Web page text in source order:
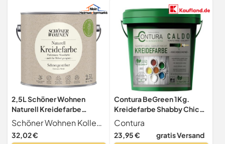
2,5L Schöner Wohnen
Naturell Kreidefarbe
Schneegestöber, Dezentes
Weiß
Schöner Wohnen Kollektion
32,02 €
Contura BeGreen 1Kg.
Kreidefarbe Shabby Chic
Möbellack Lack Möbel
Farbe Holzlack Natur (01
Weiß)
Contura
23,95 € gratis Versand